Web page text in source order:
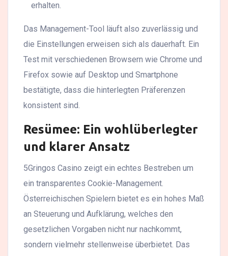
erhalten.
Das Management-Tool läuft also zuverlässig und
die Einstellungen erweisen sich als dauerhaft. Ein
Test mit verschiedenen Browsern wie Chrome und
Firefox sowie auf Desktop und Smartphone
bestätigte, dass die hinterlegten Präferenzen
konsistent sind.
Resümee: Ein wohlüberlegter
und klarer Ansatz
5Gringos Casino zeigt ein echtes Bestreben um
ein transparentes Cookie-Management.
Österreichischen Spielern bietet es ein hohes Maß
an Steuerung und Aufklärung, welches den
gesetzlichen Vorgaben nicht nur nachkommt,
sondern vielmehr stellenweise überbietet. Das